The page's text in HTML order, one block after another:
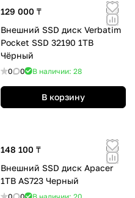
129 000 ₸
Внешний SSD диск Verbatim
Pocket SSD 32190 1TB
Чёрный
0 0 В наличии: 28
В корзину
148 100 ₸
Внешний SSD диск Apacer
1TB AS723 Черный